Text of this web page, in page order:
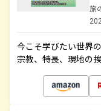
旅
今こそ学びたい世界
宗教、特長、現地の